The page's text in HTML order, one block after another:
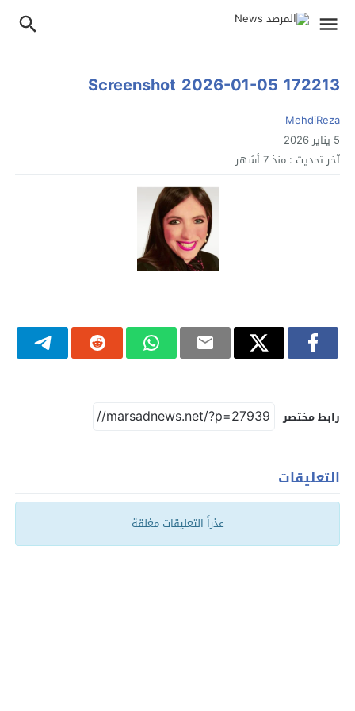
Screenshot 2026-01-05 172213
MehdiReza
5 يناير 2026
آخر تحديث : منذ 7 أشهر
رابط مختصر
التعليقات
عذراً التعليقات مغلقة